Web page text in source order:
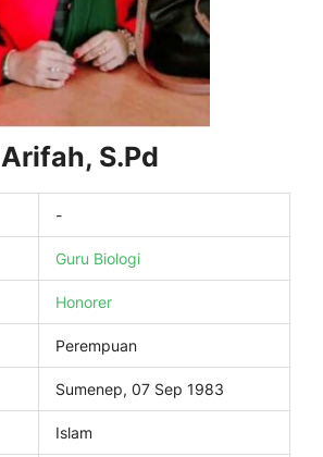
Arifah, S.Pd
-
Guru Biologi
Honorer
Perempuan
Sumenep, 07 Sep 1983
Islam